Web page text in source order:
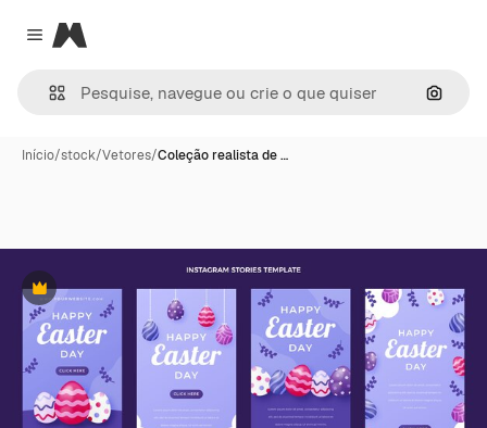
Close menu
Magnific
Início/stock/Vetores/Coleção realista de …
Premium